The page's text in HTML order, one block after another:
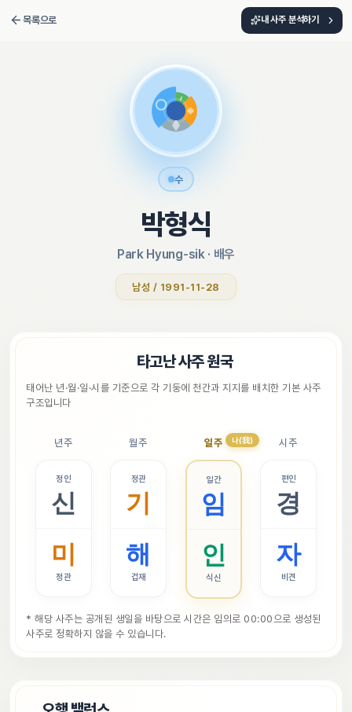
목록으로 내 사주 분석하기
수
박형식
Park Hyung-sik · 배우
남성 / 1991-11-28
타고난 사주 원국
태어난 년·월·일·시를 기준으로 각 기둥에 천간과 지지를 배치한 기본 사주
구조입니다
시주
편인
경
자
비견
일주
일간
임
인
식신
나(我)
월주
정관
기
해
겁재
년주
정인
신
미
정관
* 해당 사주는 공개된 생일을 바탕으로 시간은 임의로 00:00으로 생성된
사주로 정확하지 않을 수 있습니다.